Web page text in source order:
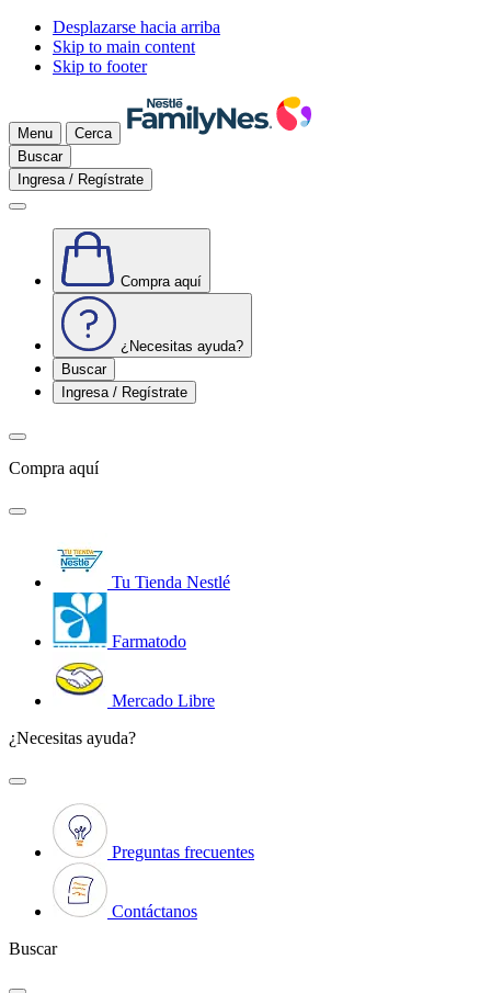
Desplazarse hacia arriba
Skip to main content
Skip to footer
Menu
Cerca
Buscar
Ingresa / Regístrate
Compra aquí
¿Necesitas ayuda?
Buscar
Ingresa / Regístrate
Compra aquí
Tu Tienda Nestlé
Farmatodo
Mercado Libre
¿Necesitas ayuda?
Preguntas frecuentes
Contáctanos
Buscar